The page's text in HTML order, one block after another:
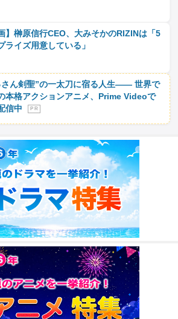
】榊原信行CEO、大みそかのRIZINは「5
ライズ用意している」
さん剣聖”の一太刀に宿る人生―― 世界で
本格アクションアニメ、Prime Videoで
信中
P R